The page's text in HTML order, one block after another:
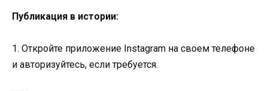
Публикация в истории:
1. Откройте приложение Instagram на своем телефоне
и авторизуйтесь, если требуется.